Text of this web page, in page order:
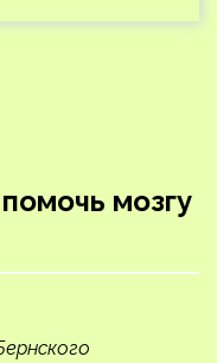
мозгу